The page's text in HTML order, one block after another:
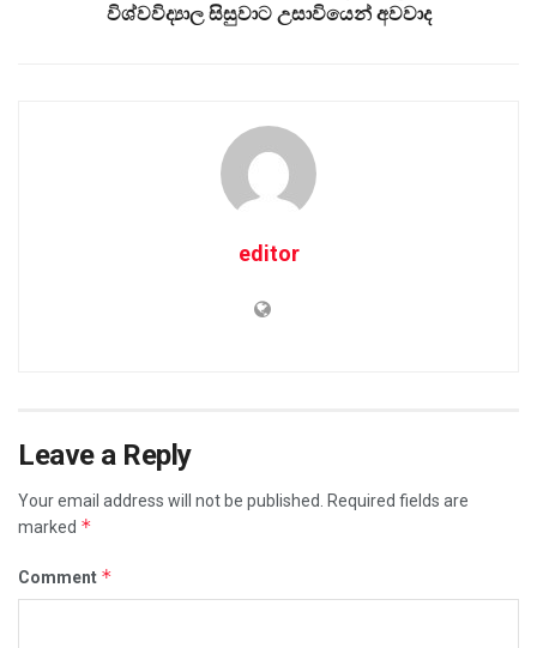
විශ්වවිද්‍යාල සිසුවාට උසාවියෙන් අවවාද
editor
Leave a Reply
Your email address will not be published.
Required fields are
marked *
Comment *